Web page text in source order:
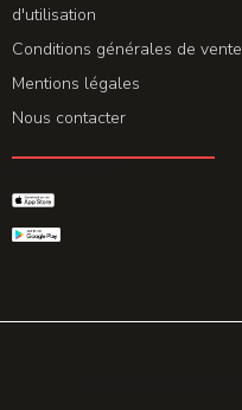
d'utilisation
Conditions générales de vente
Mentions légales
Nous contacter